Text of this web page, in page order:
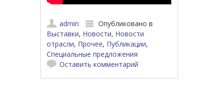
admin
Опубликовано в
Выставки, Новости, Новости
отрасли, Прочее, Публикации,
Специальные предложения
Оставить комментарий